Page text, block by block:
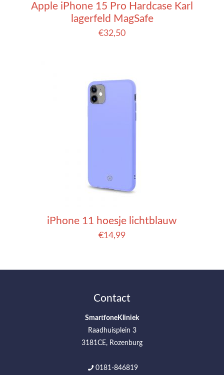
Apple iPhone 15 Pro Hardcase Karl
lagerfeld MagSafe
€32,50
iPhone 11 hoesje lichtblauw
€14,99
Contact
SmartfoneKliniek
Raadhuisplein 3
3181CE, Rozenburg
0181-846819